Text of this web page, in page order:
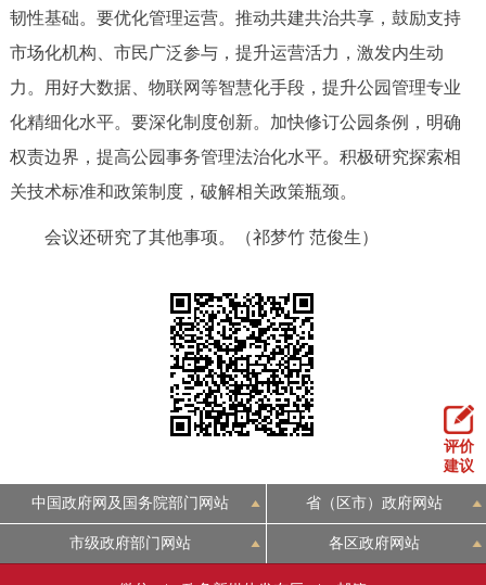
ITALIANO
回到顶部
韧性基础。要优化管理运营。推动共建共治共享，鼓励支持
市场化机构、市民广泛参与，提升运营活力，激发内生动
力。用好大数据、物联网等智慧化手段，提升公园管理专业
化精细化水平。要深化制度创新。加快修订公园条例，明确
权责边界，提高公园事务管理法治化水平。积极研究探索相
关技术标准和政策制度，破解相关政策瓶颈。
会议还研究了其他事项。（祁梦竹 范俊生）
评价
建议
中国政府网及国务院部门网站 省（区市）政府网站
市级政府部门网站 各区政府网站